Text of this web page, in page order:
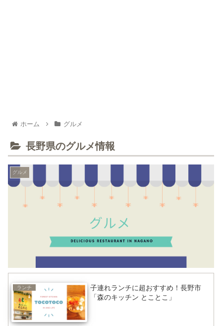
ホーム グルメ
長野県のグルメ情報
グルメ
ランチ
子連れランチに超おすすめ！長野市
「森のキッチン とことこ」